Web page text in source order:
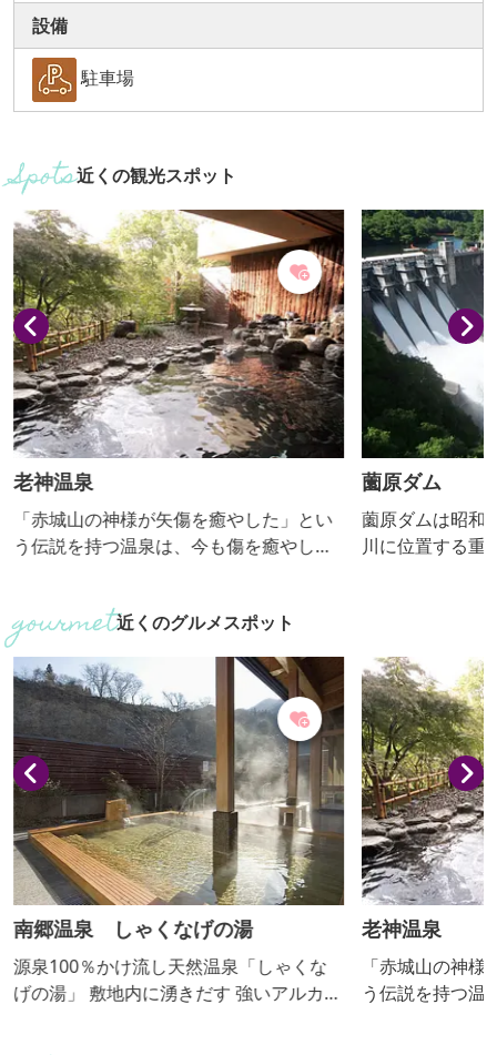
設備
駐車場
近くの観光スポット
老神温泉
「赤城山の神様が矢傷を癒やした」とい
う伝説を持つ温泉は、今も傷を癒やして
で、ストレスを解放してリラックスでき
ます。また、弱アルカリ性で、せっけん
のように肌の汚れや古い角質をやさしく
落として、なめらかな肌へ導きます。 毎
年５月には、開湯伝説にちなんで赤城山
の神様に捧げる「大蛇まつり」を開催。
長いヘビを神輿に見立てて練り歩く...
薗原ダム
薗原ダムは昭和
川に位置する重
ゲートからの
水が流れる「ス
となります。薗
の名所として賑
メラルドグリー
近くのグルメスポット
南郷温泉 しゃくなげの湯
源泉100％かけ流し天然温泉「しゃくな
げの湯」 敷地内に湧きだす 強いアルカリ
老神温泉
「赤城山の神
う伝説を持つ温